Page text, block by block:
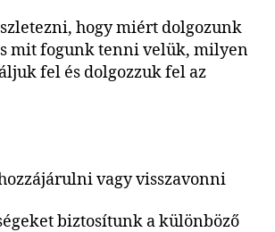
hogy miért dolgozunk
mit fogunk tenni velük, milyen
fel és dolgozzuk fel az
vagy visszavonni
biztosítunk a különböző